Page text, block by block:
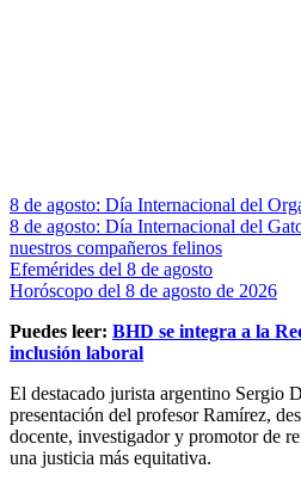
8 de agosto: Día Internacional del
8 de agosto: Día Internacional del
nuestros compañeros felinos
Efemérides del 8 de agosto
Horóscopo del 8 de agosto de 2026
Puedes leer: BHD se integra a la
inclusión laboral
El destacado jurista argentino Sergio
presentación del profesor Ramírez,
docente, investigador y promotor de
una justicia más equitativa.